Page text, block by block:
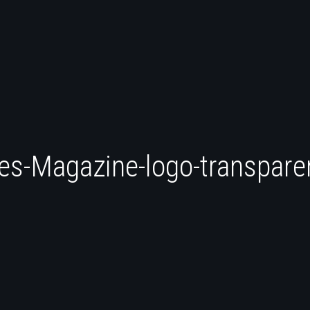
Magazine-logo-